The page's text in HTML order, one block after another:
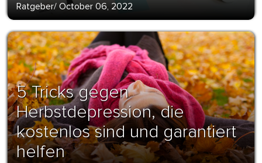
Ratgeber/ October 06, 2022
5 Tricks gegen
Herbstdepression, die
kostenlos sind und garantiert
helfen